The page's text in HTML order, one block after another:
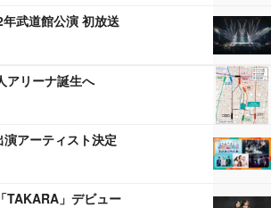
武道館公演 初放送
アリーナ誕生へ
アーティスト決定
TAKARA」デビュー